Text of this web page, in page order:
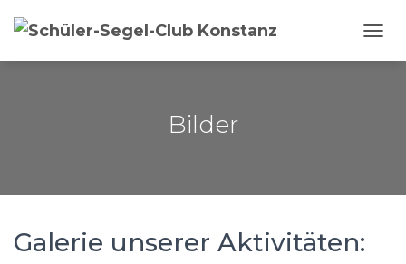
Bilder
Galerie unserer Aktivitäten: